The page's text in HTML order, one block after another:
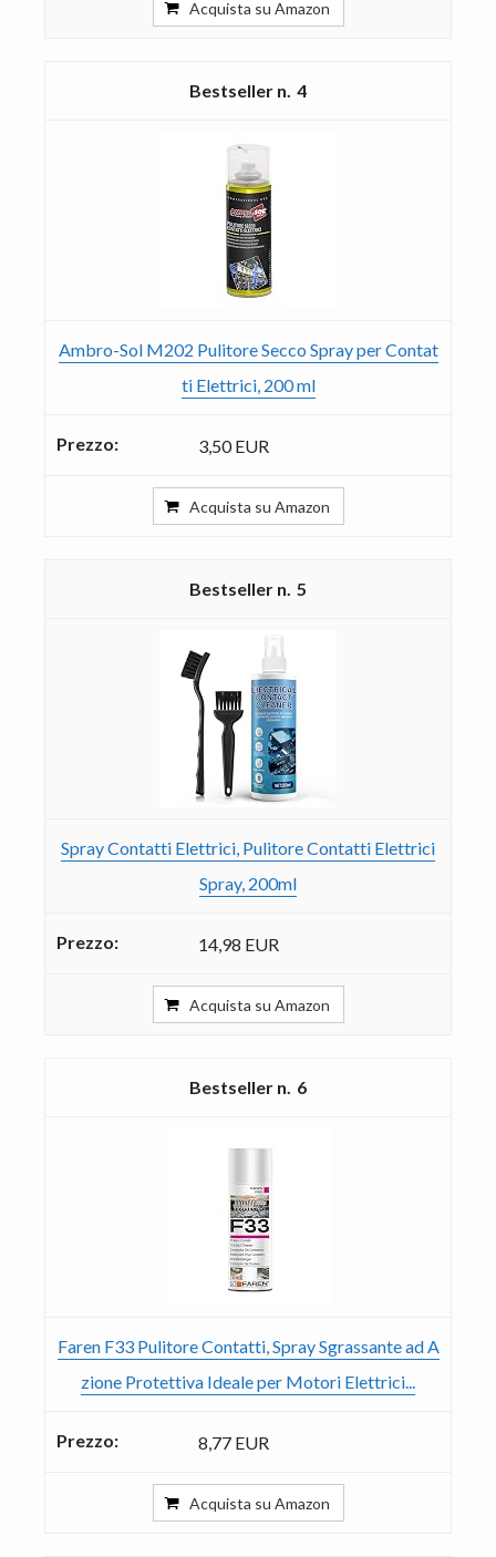
Acquista su Amazon
4
Ambro-Sol M202 Pulitore Secco Spray per Contat
ti Elettrici, 200 ml
3,50 EUR
Acquista su Amazon
5
Spray Contatti Elettrici, Pulitore Contatti Elettrici
Spray, 200ml
14,98 EUR
Acquista su Amazon
6
Faren F33 Pulitore Contatti, Spray Sgrassante ad A
zione Protettiva Ideale per Motori Elettrici...
8,77 EUR
Acquista su Amazon